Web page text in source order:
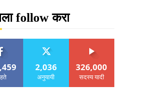
follow करा
2,036
अनुयायी
326,000
सदस्य यादी